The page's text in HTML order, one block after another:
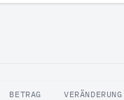
BETRAG VERÄNDERUNG